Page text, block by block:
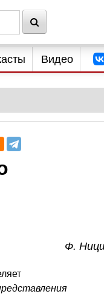
Видео
Ф.